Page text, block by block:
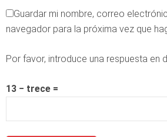
Guardar mi nombre, correo
navegador para la próxima vez que
Por favor, introduce una respuesta en
13 − trece =